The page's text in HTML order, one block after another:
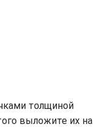
толщиной
выложите их на